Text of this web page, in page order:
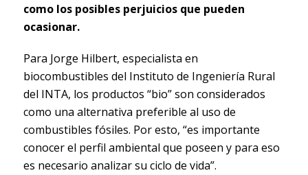
como los posibles perjuicios que pueden
ocasionar.
Para Jorge Hilbert, especialista en
biocombustibles del Instituto de Ingeniería Rural
del INTA, los productos “bio” son considerados
como una alternativa preferible al uso de
combustibles fósiles. Por esto, “es importante
conocer el perfil ambiental que poseen y para eso
es necesario analizar su ciclo de vida”.